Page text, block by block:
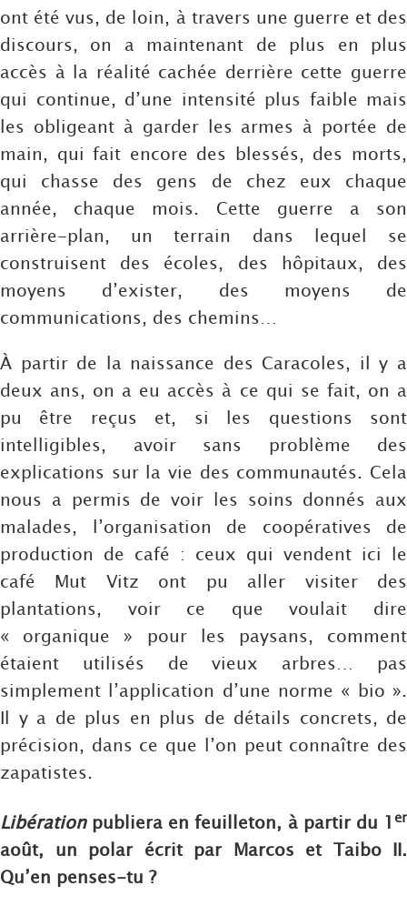
ont été vus, de loin, à travers une guerre et des
discours, on a maintenant de plus en plus
accès à la réalité cachée derrière cette guerre
qui continue, d’une intensité plus faible mais
les obligeant à garder les armes à portée de
main, qui fait encore des blessés, des morts,
qui chasse des gens de chez eux chaque
année, chaque mois. Cette guerre a son
arrière-plan, un terrain dans lequel se
construisent des écoles, des hôpitaux, des
moyens d’exister, des moyens de
communications, des chemins…
À partir de la naissance des Caracoles, il y a
deux ans, on a eu accès à ce qui se fait, on a
pu être reçus et, si les questions sont
intelligibles, avoir sans problème des
explications sur la vie des communautés. Cela
nous a permis de voir les soins donnés aux
malades, l’organisation de coopératives de
production de café : ceux qui vendent ici le
café Mut Vitz ont pu aller visiter des
plantations, voir ce que voulait dire
« organique » pour les paysans, comment
étaient utilisés de vieux arbres… pas
simplement l’application d’une norme « bio ».
Il y a de plus en plus de détails concrets, de
précision, dans ce que l’on peut connaître des
zapatistes.
Libérationpubliera en feuilleton, à partir du 1 er
août, un polar écrit par Marcos et Taibo II.
Qu’en penses-tu ?